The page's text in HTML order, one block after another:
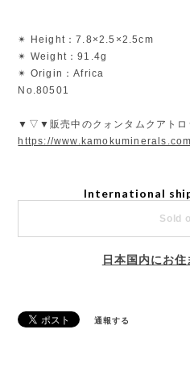
✴︎ Height：7.8×2.5×2.5cm
✴︎ Weight：91.4g
✴︎ Origin：Africa
No.80501
▼▽▼販売中のクォンタムクアト
https://
International
Sold
日本国内にお
通報する